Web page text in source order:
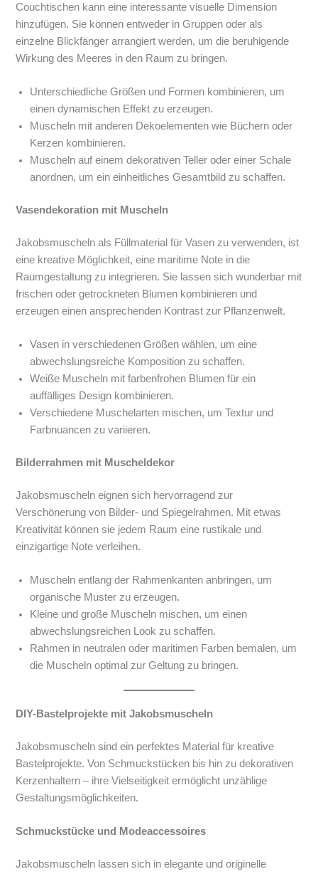
Couchtischen kann eine interessante visuelle Dimension
hinzufügen. Sie können entweder in Gruppen oder als
einzelne Blickfänger arrangiert werden, um die beruhigende
Wirkung des Meeres in den Raum zu bringen.
Unterschiedliche Größen und Formen kombinieren, um
einen dynamischen Effekt zu erzeugen.
Muscheln mit anderen Dekoelementen wie Büchern oder
Kerzen kombinieren.
Muscheln auf einem dekorativen Teller oder einer Schale
anordnen, um ein einheitliches Gesamtbild zu schaffen.
Vasendekoration mit Muscheln
Jakobsmuscheln als Füllmaterial für Vasen zu verwenden, ist
eine kreative Möglichkeit, eine maritime Note in die
Raumgestaltung zu integrieren. Sie lassen sich wunderbar mit
frischen oder getrockneten Blumen kombinieren und
erzeugen einen ansprechenden Kontrast zur Pflanzenwelt.
Vasen in verschiedenen Größen wählen, um eine
abwechslungsreiche Komposition zu schaffen.
Weiße Muscheln mit farbenfrohen Blumen für ein
auffälliges Design kombinieren.
Verschiedene Muschelarten mischen, um Textur und
Farbnuancen zu variieren.
Bilderrahmen mit Muscheldekor
Jakobsmuscheln eignen sich hervorragend zur
Verschönerung von Bilder- und Spiegelrahmen. Mit etwas
Kreativität können sie jedem Raum eine rustikale und
einzigartige Note verleihen.
Muscheln entlang der Rahmenkanten anbringen, um
organische Muster zu erzeugen.
Kleine und große Muscheln mischen, um einen
abwechslungsreichen Look zu schaffen.
Rahmen in neutralen oder maritimen Farben bemalen, um
die Muscheln optimal zur Geltung zu bringen.
DIY-Bastelprojekte mit Jakobsmuscheln
Jakobsmuscheln sind ein perfektes Material für kreative
Bastelprojekte. Von Schmuckstücken bis hin zu dekorativen
Kerzenhaltern – ihre Vielseitigkeit ermöglicht unzählige
Gestaltungsmöglichkeiten.
Schmuckstücke und Modeaccessoires
Jakobsmuscheln lassen sich in elegante und originelle